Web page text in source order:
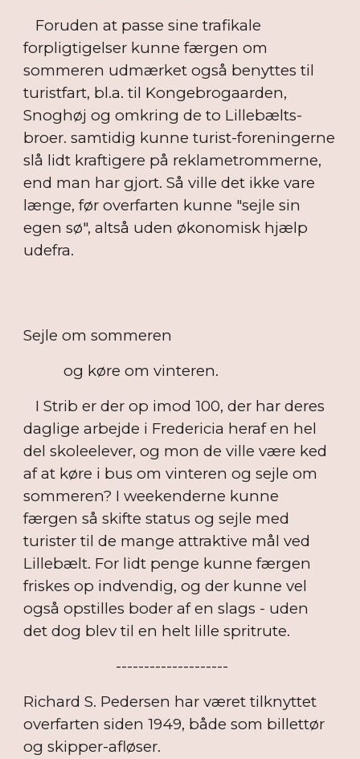
Foruden at passe sine trafikale
forpligtigelser kunne færgen om
sommeren udmærket også benyttes til
turistfart, bl.a. til Kongebrogaarden,
Snoghøj og omkring de to Lillebælts-
broer. samtidig kunne turist-foreningerne
slå lidt kraftigere på reklametrommerne,
end man har gjort. Så ville det ikke vare
længe, før overfarten kunne "sejle sin
egen sø", altså uden økonomisk hjælp
udefra.
Sejle om sommeren
og køre om vinteren.
I Strib er der op imod 100, der har deres
daglige arbejde i Fredericia heraf en hel
del skoleelever, og mon de ville være ked
af at køre i bus om vinteren og sejle om
sommeren? I weekenderne kunne
færgen så skifte status og sejle med
turister til de mange attraktive mål ved
Lillebælt. For lidt penge kunne færgen
friskes op indvendig, og der kunne vel
også opstilles boder af en slags - uden
det dog blev til en helt lille spritrute.
--------------------
Richard S. Pedersen har været tilknyttet
overfarten siden 1949, både som billettør
og skipper-afløser.